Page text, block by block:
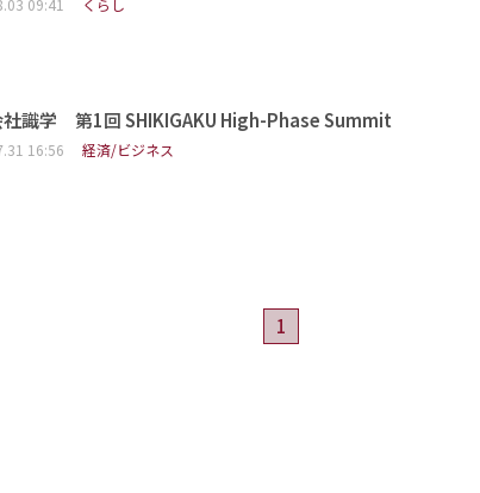
社識学 第1回 SHIKIGAKU High-Phase Summit
16:56 経済/ビジネス
1